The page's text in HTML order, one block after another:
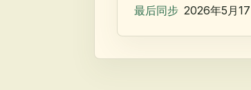
最后同步 2026年5月